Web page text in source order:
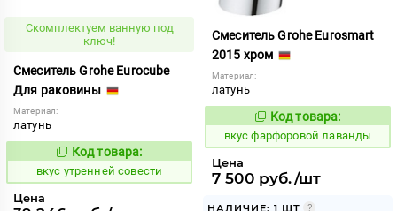
Скомплектуем ванную под
ключ!
Смеситель Grohe Eurocube
Для раковины
Материал:
латунь
Код:
185523
Код товара:
вкус утренней совести
Цена
Смеситель Grohe Eurosmart
2015 хром
Материал:
латунь
Код:
185791
Код товара:
вкус фарфоровой лаванды
Цена
7 500 руб./шт
НАЛИЧИЕ: 1 ШТ